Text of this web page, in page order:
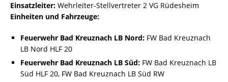
Einsatzleiter: Wehrleiter-Stellvertreter 2 VG Rüdesheim
Einheiten und Fahrzeuge:
Feuerwehr Bad Kreuznach LB Nord: FW Bad Kreuznach
LB Nord HLF 20
Feuerwehr Bad Kreuznach LB Süd: FW Bad Kreuznach LB
Süd HLF 20, FW Bad Kreuznach LB Süd RW